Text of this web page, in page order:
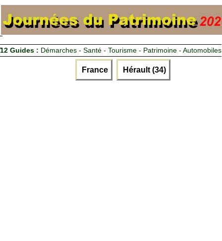
12 Guides : Démarches - Santé - Tourisme - Patrimoine - Automobiles
France Hérault (34)